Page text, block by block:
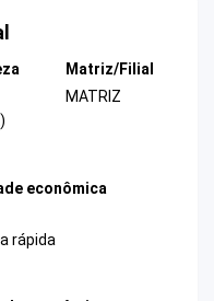
Matriz/Filial
MATRIZ
econômica
rápida